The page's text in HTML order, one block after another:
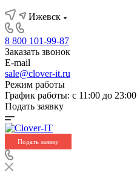
Ижевск
8 800 101-99-87
Заказать звонок
E-mail
sale@clover-it.ru
Режим работы
График работы: с 11:00 до 23:00
Подать заявку
Подать заявку